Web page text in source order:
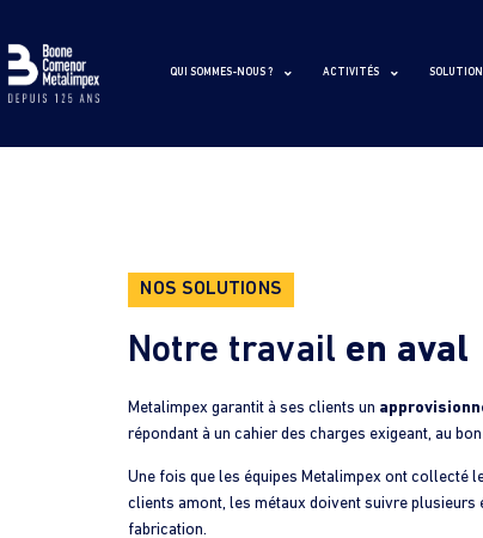
QUI SOMMES-NOUS ? ACTIVITÉS
NOS SOLUTIONS
Notre travail en aval
Metalimpex garantit à ses clients un
répondant à un cahier des charges exigeant, au
Une fois que les équipes Metalimpex ont collecté
clients amont, les métaux doivent suivre
fabrication.